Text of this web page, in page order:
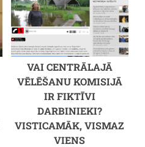
VAI CENTRĀLAJĀ
VĒLĒŠANU KOMISIJĀ
IR FIKTĪVI
DARBINIEKI?
VISTICAMĀK, VISMAZ
VIENS